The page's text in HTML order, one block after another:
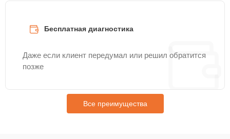
Бесплатная диагностика
Даже если клиент передумал или решил обратится
позже
Все преимущества